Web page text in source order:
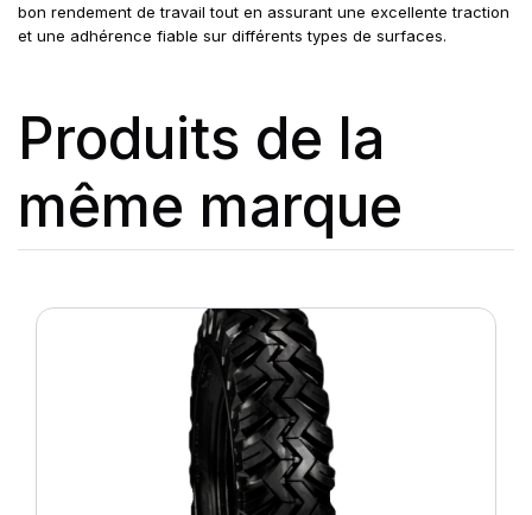
bon rendement de travail tout en assurant une excellente traction
et une adhérence fiable sur différents types de surfaces.
Produits de la
même marque